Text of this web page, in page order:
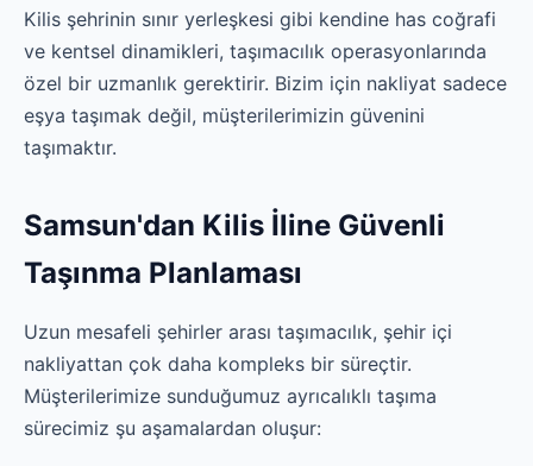
Kilis şehrinin sınır yerleşkesi gibi kendine has coğrafi
ve kentsel dinamikleri, taşımacılık operasyonlarında
özel bir uzmanlık gerektirir. Bizim için nakliyat sadece
eşya taşımak değil, müşterilerimizin güvenini
taşımaktır.
Samsun'dan Kilis İline Güvenli
Taşınma Planlaması
Uzun mesafeli şehirler arası taşımacılık, şehir içi
nakliyattan çok daha kompleks bir süreçtir.
Müşterilerimize sunduğumuz ayrıcalıklı taşıma
sürecimiz şu aşamalardan oluşur: